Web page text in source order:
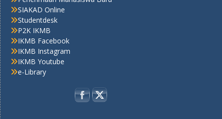
SIAKAD Online
Studentdesk
P2K IKMB
IKMB Facebook
IKMB Instagram
IKMB Youtube
e-Library